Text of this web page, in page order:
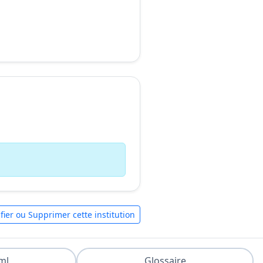
ou Supprimer cette institution